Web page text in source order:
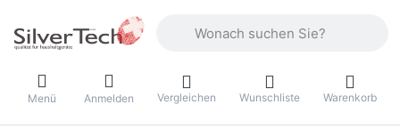
Menü Anmelden Vergleichen Wunschliste Warenkorb